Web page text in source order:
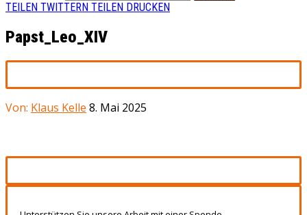
TEILEN TWITTERN TEILEN DRUCKEN
Papst_Leo_XIV
Von: Klaus Kelle 8. Mai 2025